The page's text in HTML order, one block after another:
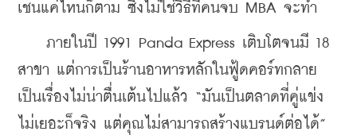
เชนแค่ไหนก็ตาม ซึ่งไม่ใช่วิธีที่คนจบ MBA จะทำ
ภายในปี 1991 Panda Express เติบโตจนมี 18
สาขา แต่การเป็นร้านอาหารหลักในฟู้ดคอร์ทกลาย
เป็นเรื่องไม่น่าตื่นเต้นไปแล้ว “มันเป็นตลาดที่คู่แข่ง
ไม่เยอะก็จริง แต่คุณไม่สามารถสร้างแบรนด์ต่อได้”